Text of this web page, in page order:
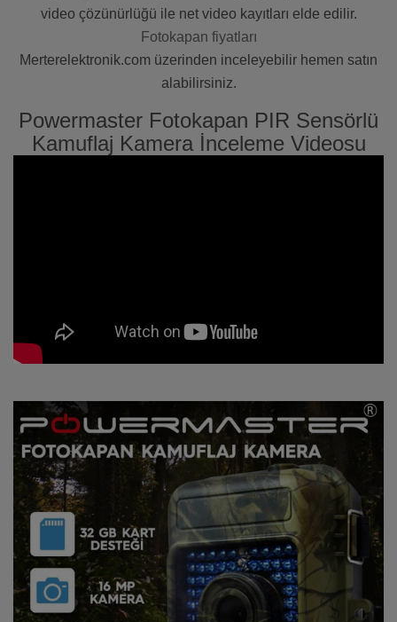
video çözünürlüğü ile net video kayıtları elde edilir.
Fotokapan fiyatları
Merterelektronik.com üzerinden inceleyebilir hemen satın
alabilirsiniz.
Powermaster Fotokapan PIR Sensörlü
Kamuflaj Kamera İnceleme Videosu